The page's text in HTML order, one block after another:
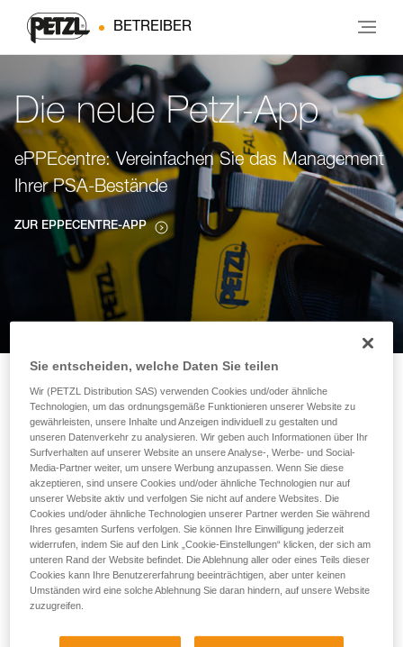
BETREIBER
Die neue Petzl-App
ePPEcentre: Vereinfachen Sie das Management
Ihrer PSA-Bestände
ZUR EPPECENTRE-APP
Wir erleichtern dir die
Arbeit
Für Kletterhallen, Hochseilgärten, Klettersteige
oder Canyoning: unser Ziel ist es, dir die Arbeit
zu erleichtern. Unsere Ausrüstung bietet alles,
was du für die Ausübung deiner Arbeit unter
Sie entscheiden, welche Daten Sie teilen
Wir (PETZL Distribution SAS) verwenden Cookies und/oder ähnliche
Technologien, um das ordnungsgemäße Funktionieren unserer Website zu
gewährleisten, unsere Inhalte und Anzeigen individuell zu gestalten und
unseren Datenverkehr zu analysieren. Wir geben auch Informationen über Ihr
Surfverhalten auf unserer Website an unsere Analyse-, Werbe- und Social-
Media-Partner weiter, um unsere Werbung anzupassen. Wenn Sie diese
akzeptieren, sind unsere Cookies und/oder ähnliche Technologien nur auf
unserer Website aktiv und verfolgen Sie nicht auf andere Websites. Die
Cookies und/oder ähnliche Technologien unserer Partner werden Sie während
Ihres gesamten Surfens verfolgen. Sie können Ihre Einwilligung jederzeit
widerrufen, indem Sie auf den Link „Cookie-Einstellungen“ klicken, der sich am
unteren Rand der Website befindet. Die Ablehnung aller oder eines Teils dieser
Cookies kann Ihre Benutzererfahrung beeinträchtigen, aber unter keinen
Umständen wird eine solche Ablehnung Sie daran hindern, auf unsere Website
zuzugreifen.